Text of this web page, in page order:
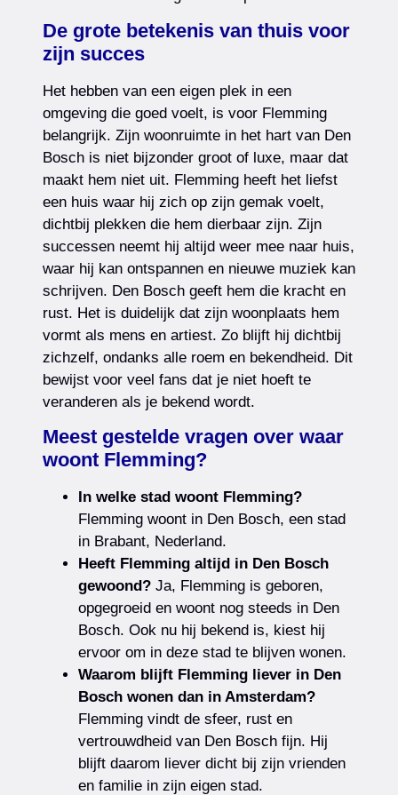
De grote betekenis van thuis voor
zijn succes
Het hebben van een eigen plek in een
omgeving die goed voelt, is voor Flemming
belangrijk. Zijn woonruimte in het hart van Den
Bosch is niet bijzonder groot of luxe, maar dat
maakt hem niet uit. Flemming heeft het liefst
een huis waar hij zich op zijn gemak voelt,
dichtbij plekken die hem dierbaar zijn. Zijn
successen neemt hij altijd weer mee naar huis,
waar hij kan ontspannen en nieuwe muziek kan
schrijven. Den Bosch geeft hem die kracht en
rust. Het is duidelijk dat zijn woonplaats hem
vormt als mens en artiest. Zo blijft hij dichtbij
zichzelf, ondanks alle roem en bekendheid. Dit
bewijst voor veel fans dat je niet hoeft te
veranderen als je bekend wordt.
Meest gestelde vragen over waar
woont Flemming?
In welke stad woont Flemming?
Flemming woont in Den Bosch, een stad
in Brabant, Nederland.
Heeft Flemming altijd in Den Bosch
gewoond?Ja, Flemming is geboren,
opgegroeid en woont nog steeds in Den
Bosch. Ook nu hij bekend is, kiest hij
ervoor om in deze stad te blijven wonen.
Waarom blijft Flemming liever in Den
Bosch wonen dan in Amsterdam?
Flemming vindt de sfeer, rust en
vertrouwdheid van Den Bosch fijn. Hij
blijft daarom liever dicht bij zijn vrienden
en familie in zijn eigen stad.